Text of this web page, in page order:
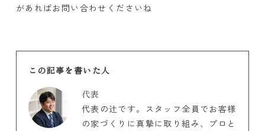
があればお問い合わせくださいね
この記事を書いた人
代表
代表の辻です。スタッフ全員でお客様
の家づくりに真摯に取り組み、プロと